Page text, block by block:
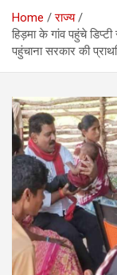
Home
राज्य
हिड़मा के गांव पहुंचे
पहुंचाना सरकार की